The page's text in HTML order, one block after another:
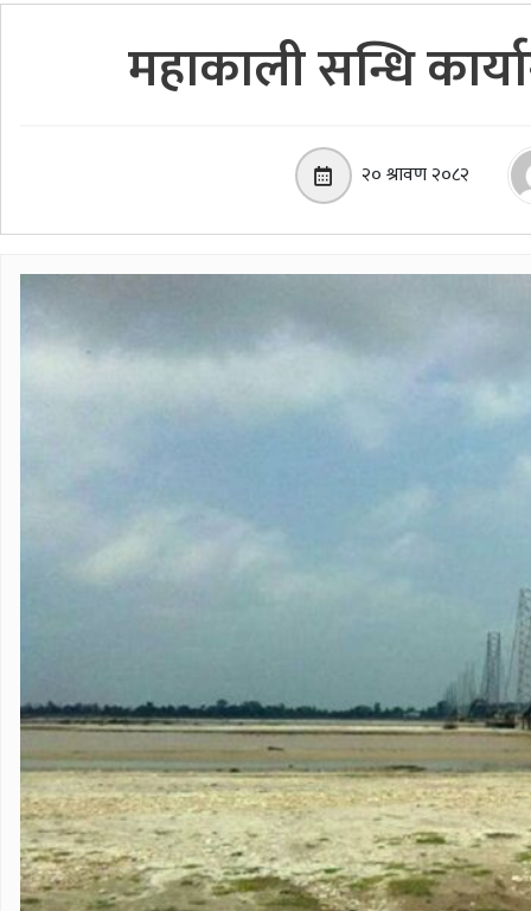
महाकाली सन्धि
२० श्रावण २०८२